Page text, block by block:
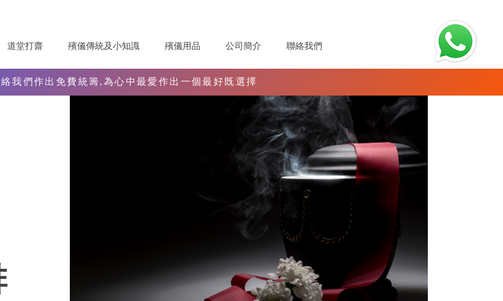
道堂打齋 殯儀傳統及小知識 殯儀用品 公司簡介 聯絡我們
我們作出免費統籌,為心中最愛作出一個最好既選擇